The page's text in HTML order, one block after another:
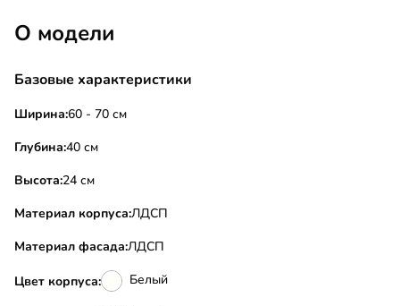
О модели
Базовые характеристики
Ширина:60 - 70 см
Глубина:40 см
Высота:24 см
Материал корпуса:ЛДСП
Материал фасада:ЛДСП
Цвет корпуса: Белый